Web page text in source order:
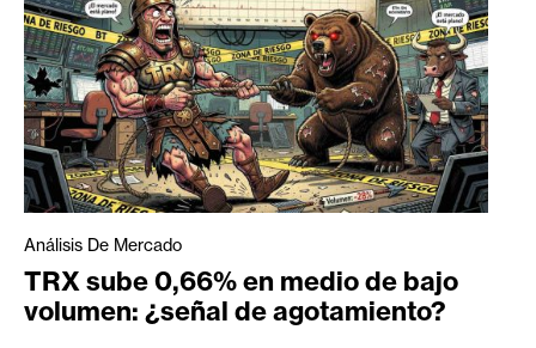
Análisis De Mercado
TRX sube 0,66% en medio de bajo
volumen: ¿señal de agotamiento?